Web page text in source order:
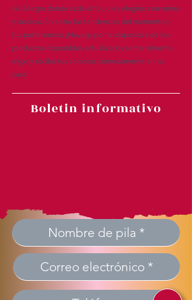
de Allegra donde cada artículo es elegido con mimo
y dedicación entre las tendencias del momento y
tus preferencias ¡Navega por la diapositiva de los
productos disponibles actualizados semanalmente,
elige y recibe tus compras cómodamente en tu
casa!
Boletin informativo